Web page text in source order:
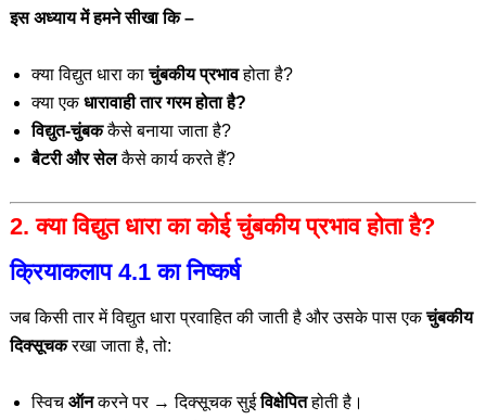
इस अध्याय में हमने सीखा कि –
क्या विद्युत धारा काचुंबकीय प्रभावहोता है?
क्या एकधारावाही तार गरम होता है?
विद्युत-चुंबककैसे बनाया जाता है?
बैटरी और सेलकैसे कार्य करते हैं?
2. क्या विद्युत धारा का कोई चुंबकीय प्रभाव होता है?
क्रियाकलाप 4.1 का निष्कर्ष
जब किसी तार में विद्युत धारा प्रवाहित की जाती है और उसके पास एकचुंबकीय
दिक्सूचकरखा जाता है, तो:
स्विच ऑनकरने पर → दिक्सूचक सुईविक्षेपितहोती है।